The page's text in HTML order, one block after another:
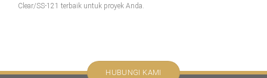
Clear/SS-121 terbaik untuk proyek Anda.
HUBUNGI KAMI